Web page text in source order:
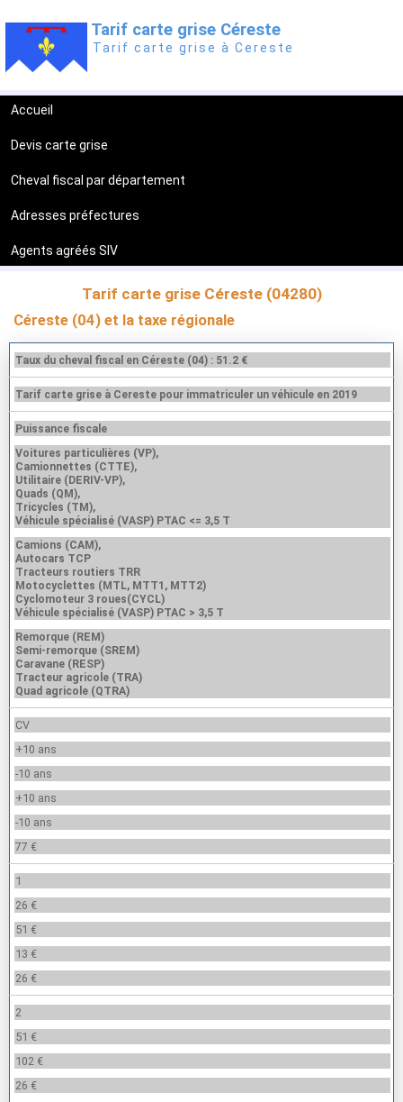
Tarif carte grise Céreste
Tarif carte grise à Cereste
Accueil
Devis carte grise
Cheval fiscal par département
Adresses préfectures
Agents agréés SIV
Tarif carte grise Céreste (04280)
Céreste (04) et la taxe régionale
Taux du cheval fiscal en Céreste (04) : 51.2 €
Tarif carte grise à Cereste pour immatriculer un véhicule en 2019
Puissance fiscale
Voitures particulières (VP),
Camionnettes (CTTE),
Utilitaire (DERIV-VP),
Quads (QM),
Tricycles (TM),
Véhicule spécialisé (VASP) PTAC <= 3,5 T
Camions (CAM),
Autocars TCP
Tracteurs routiers TRR
Motocyclettes (MTL, MTT1, MTT2)
Cyclomoteur 3 roues(CYCL)
Véhicule spécialisé (VASP) PTAC > 3,5 T
Remorque (REM)
Semi-remorque (SREM)
Caravane (RESP)
Tracteur agricole (TRA)
Quad agricole (QTRA)
CV
+10 ans
-10 ans
+10 ans
-10 ans
77 €
1
26 €
51 €
13 €
26 €
2
51 €
102 €
26 €